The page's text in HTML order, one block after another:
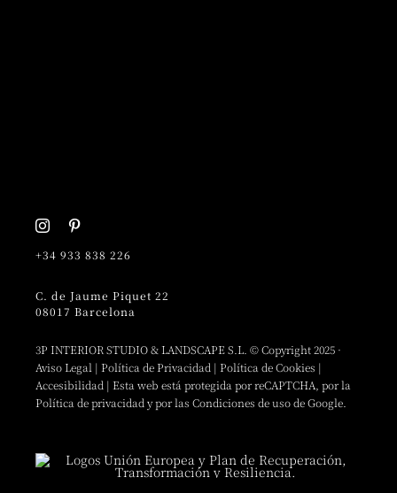
+34 933 838 226
C. de Jaume Piquet 22
08017 Barcelona
3P INTERIOR STUDIO & LANDSCAPE S.L. © Copyright 2025 ·
Aviso Legal | Política de Privacidad | Política de Cookies |
Accesibilidad | Esta web está protegida por reCAPTCHA, por la
Política de privacidad y por las Condiciones de usode Google.